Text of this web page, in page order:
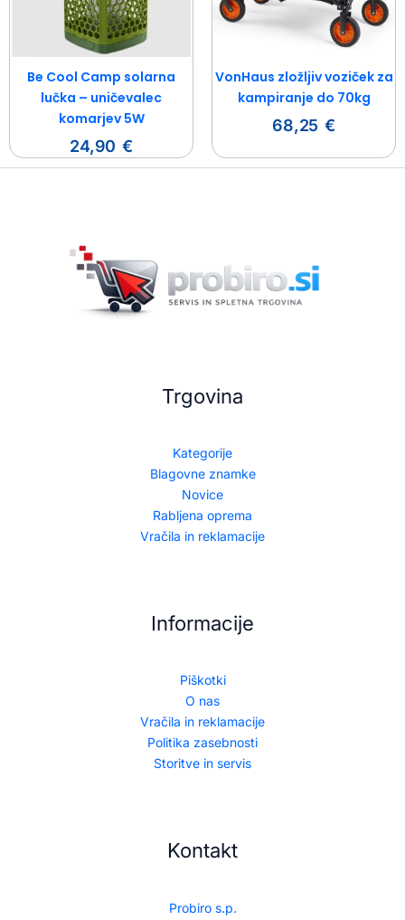
Be Cool Camp solarna
lučka – uničevalec
komarjev 5W
24,90 €
VonHaus zložljiv voziček za
kampiranje do 70kg
68,25 €
Trgovina
Kategorije
Blagovne znamke
Novice
Rabljena oprema
Vračila in reklamacije
Informacije
Piškotki
O nas
Vračila in reklamacije
Politika zasebnosti
Storitve in servis
Kontakt
Probiro s.p.